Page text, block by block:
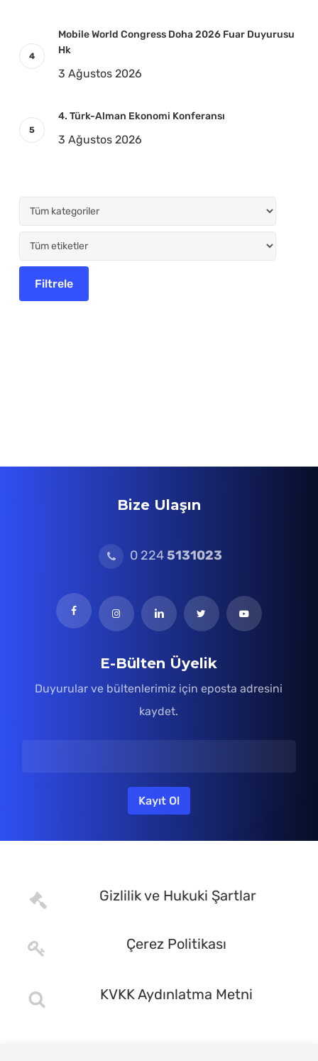
Mobile World Congress Doha 2026 Fuar Duyurusu
Hk
3 Ağustos 2026
4. Türk-Alman Ekonomi Konferansı
3 Ağustos 2026
Bize Ulaşın
0 2245131023
E-Bülten Üyelik
Duyurular ve bültenlerimiz için eposta adresini
kaydet.
Gizlilik ve Hukuki Şartlar
Çerez Politikası
KVKK Aydınlatma Metni